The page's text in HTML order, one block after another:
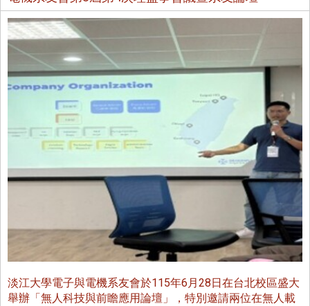
淡江大學電子與電機系友會於115年6月28日在台北校區盛大
舉辦「無人科技與前瞻應用論壇」，特別邀請兩位在無人載